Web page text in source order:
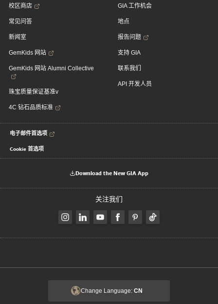
校区商店
常见问答
新闻室
GemKids 网站
GemKids 网站 Alumni Collective
珠宝质量保证基准v
4C 钻石品质标准
GIA 工作机会
地点
报告问题
支持 GIA
联系我们
API 开发人员
电子邮件首选项
Cookie 首选项
Download the New GIA App
关注我们
Change Language: CN